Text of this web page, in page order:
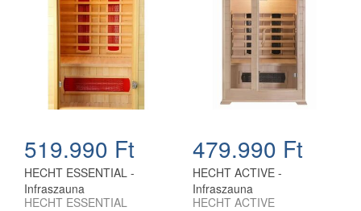
519.990 Ft
HECHT ESSENTIAL -
Infraszauna
HECHT ESSENTIAL
479.990 Ft
HECHT ACTIVE -
Infraszauna
HECHT ACTIVE